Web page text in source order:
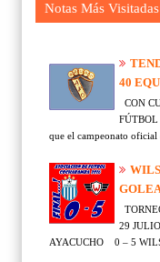
Notas Más Visitadas
40
CON
FÚTBOL
que el campeonato oficial
29
AYACUCHO 0 – 5